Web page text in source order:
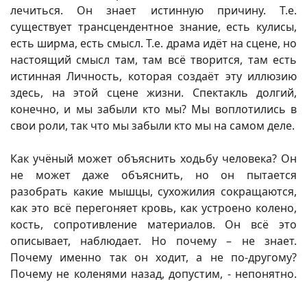
лечиться. Он знает истинную причину. Т.е.
существует трансцендентное знание, есть кулисы,
есть ширма, есть смысл. Т.е. драма идёт на сцене, но
настоящий смысл там, там всё творится, там есть
истинная Личность, которая создаёт эту иллюзию
здесь, на этой сцене жизни. Спектакль долгий,
конечно, и мы забыли кто мы? Мы воплотились в
свои роли, так что мы забыли кто мы на самом деле.
Как учёный может объяснить ходьбу человека? Он
не может даже объяснить, но он пытается
разобрать какие мышцы, сухожилия сокращаются,
как это всё перегоняет кровь, как устроено колено,
кость, сопротивление материалов. Он всё это
описывает, наблюдает. Но почему – не знает.
Почему именно так он ходит, а не по-другому?
Почему не коленями назад, допустим, - непонятно.